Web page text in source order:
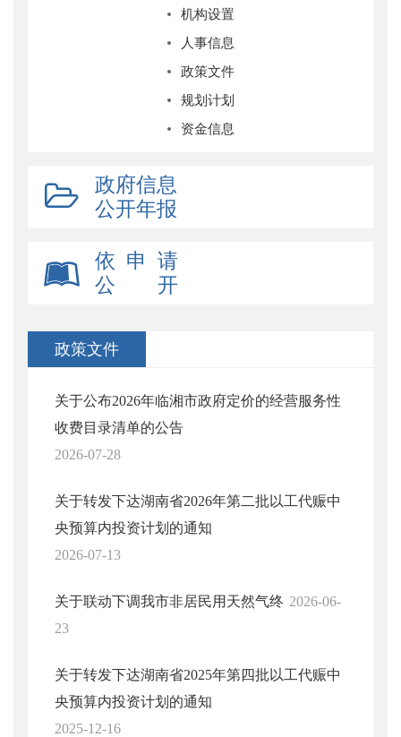
机构设置
人事信息
政策文件
规划计划
资金信息
政府信息
公开年报
依 申 请
公 开
政策文件
关于公布2026年临湘市政府定价的经营服务性
收费目录清单的公告
2026-07-28
关于转发下达湖南省2026年第二批以工代赈中
央预算内投资计划的通知
2026-07-13
关于联动下调我市非居民用天然气终 2026-06-
23
关于转发下达湖南省2025年第四批以工代赈中
央预算内投资计划的通知
2025-12-16